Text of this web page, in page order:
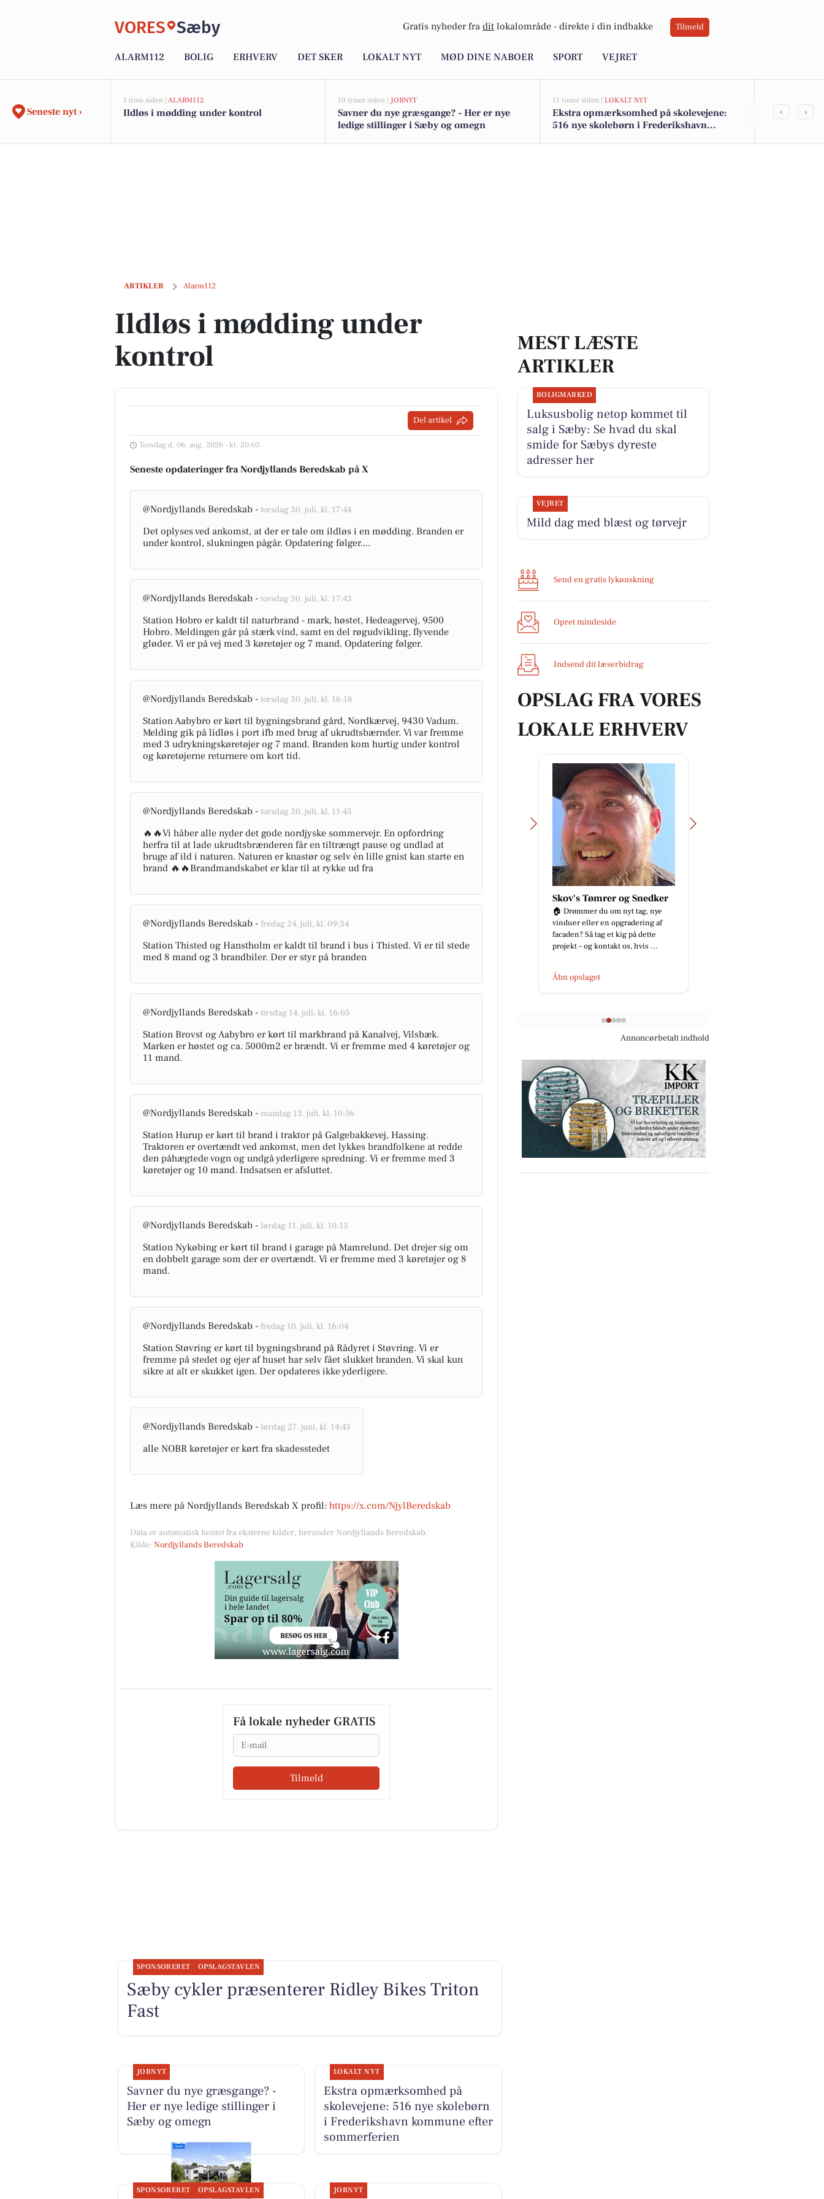
VORES Sæby Gratis nyheder fra dit lokalområde - direkte i din indbakke Tilmeld
ALARM112 BOLIG ERHVERV DET SKER LOKALT NYT MØD DINE NABOER SPORT VEJRET
Seneste nyt ›
1 time siden | ALARM112
Ildløs i mødding under kontrol
10 timer siden | JOBNYT
Savner du nye græsgange? - Her er nye
ledige stillinger i Sæby og omegn
11 timer siden | LOKALT NYT
Ekstra opmærksomhed på skolevejene:
516 nye skolebørn i Frederikshavn
Engageret
‹ ›
ARTIKLER Alarm112
Ildløs i mødding under kontrol
Ildløs i mødding under
kontrol
Del artikel
Torsdag d. 06. aug. 2026 - kl. 20:03
Seneste opdateringer fra Nordjyllands Beredskab på X
@Nordjyllands Beredskab - torsdag 30. juli, kl. 17:44
Det oplyses ved ankomst, at der er tale om ildløs i en mødding. Branden er
under kontrol, slukningen pågår. Opdatering følger....
@Nordjyllands Beredskab - torsdag 30. juli, kl. 17:43
Station Hobro er kaldt til naturbrand - mark, høstet, Hedeagervej, 9500
Hobro. Meldingen går på stærk vind, samt en del røgudvikling, flyvende
gløder. Vi er på vej med 3 køretøjer og 7 mand. Opdatering følger.
@Nordjyllands Beredskab - torsdag 30. juli, kl. 16:18
Station Aabybro er kørt til bygningsbrand gård, Nordkærvej, 9430 Vadum.
Melding gik på lidløs i port ifb med brug af ukrudtsbærnder. Vi var fremme
med 3 udrykningskøretøjer og 7 mand. Branden kom hurtig under kontrol
og køretøjerne returnere om kort tid.
@Nordjyllands Beredskab - torsdag 30. juli, kl. 11:45
🔥🔥Vi håber alle nyder det gode nordjyske sommervejr. En opfordring
herfra til at lade ukrudtsbrænderen får en tiltrængt pause og undlad at
bruge af ild i naturen. Naturen er knastør og selv én lille gnist kan starte en
brand 🔥🔥Brandmandskabet er klar til at rykke ud fra
@Nordjyllands Beredskab - fredag 24. juli, kl. 09:34
Station Thisted og Hanstholm er kaldt til brand i bus i Thisted. Vi er til stede
med 8 mand og 3 brandbiler. Der er styr på branden
@Nordjyllands Beredskab - tirsdag 14. juli, kl. 16:05
Station Brovst og Aabybro er kørt til markbrand på Kanalvej, Vilsbæk.
Marken er høstet og ca. 5000m2 er brændt. Vi er fremme med 4 køretøjer og
11 mand.
@Nordjyllands Beredskab - mandag 13. juli, kl. 10:56
Station Hurup er kørt til brand i traktor på Galgebakkevej, Hassing.
Traktoren er overtændt ved ankomst, men det lykkes brandfolkene at redde
den påhægtede vogn og undgå yderligere spredning. Vi er fremme med 3
køretøjer og 10 mand. Indsatsen er afsluttet.
@Nordjyllands Beredskab - lørdag 11. juli, kl. 10:15
Station Nykøbing er kørt til brand i garage på Mamrelund. Det drejer sig om
en dobbelt garage som der er overtændt. Vi er fremme med 3 køretøjer og 8
mand.
@Nordjyllands Beredskab - fredag 10. juli, kl. 16:04
Station Støvring er kørt til bygningsbrand på Rådyret i Støvring. Vi er
fremme på stedet og ejer af huset har selv fået slukket branden. Vi skal kun
sikre at alt er skukket igen. Der opdateres ikke yderligere.
@Nordjyllands Beredskab - lørdag 27. juni, kl. 14:43
alle NOBR køretøjer er kørt fra skadesstedet
Læs mere på Nordjyllands Beredskab X profil: https://x.com/NjylBeredskab
Data er automatisk hentet fra eksterne kilder, herunder Nordjyllands Beredskab.
Kilde: Nordjyllands Beredskab
Få lokale nyheder GRATIS
Email
Tilmeld
MEST LÆSTE
ARTIKLER
BOLIGMARKED
Luksusbolig netop kommet til
salg i Sæby: Se hvad du skal
smide for Sæbys dyreste
adresser her
VEJRET
Mild dag med blæst og tørvejr
Send en gratis lykønskning
Opret mindeside
Indsend dit læserbidrag
OPSLAG FRA VORES
LOKALE ERHVERV
Nybolig Sæby A/S
Oplev Hans Buchs Vej 12 i Sæby: ...
Skov's Tømrer og Snedker
🏠 Drømmer du om nyt tag, nye
vinduer eller en opgradering af
facaden? Så tag et kig på dette
projekt – og kontakt os, hvis ...
Åbn opslaget
Annoncørbetalt indhold
SPONSORERET OPSLAGSTAVLEN
Sæby cykler præsenterer Ridley Bikes Triton
Fast
JOBNYT
Savner du nye græsgange? -
Her er nye ledige stillinger i
Sæby og omegn
LOKALT NYT
Ekstra opmærksomhed på
skolevejene: 516 nye skolebørn
i Frederikshavn kommune efter
sommerferien
SPONSORERET OPSLAGSTAVLEN JOBNYT